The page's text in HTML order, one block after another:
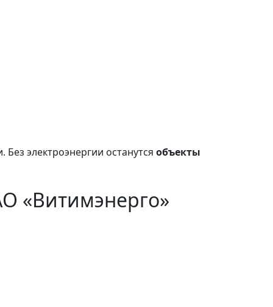
электроэнергии останутся объекты
«Витимэнерго»